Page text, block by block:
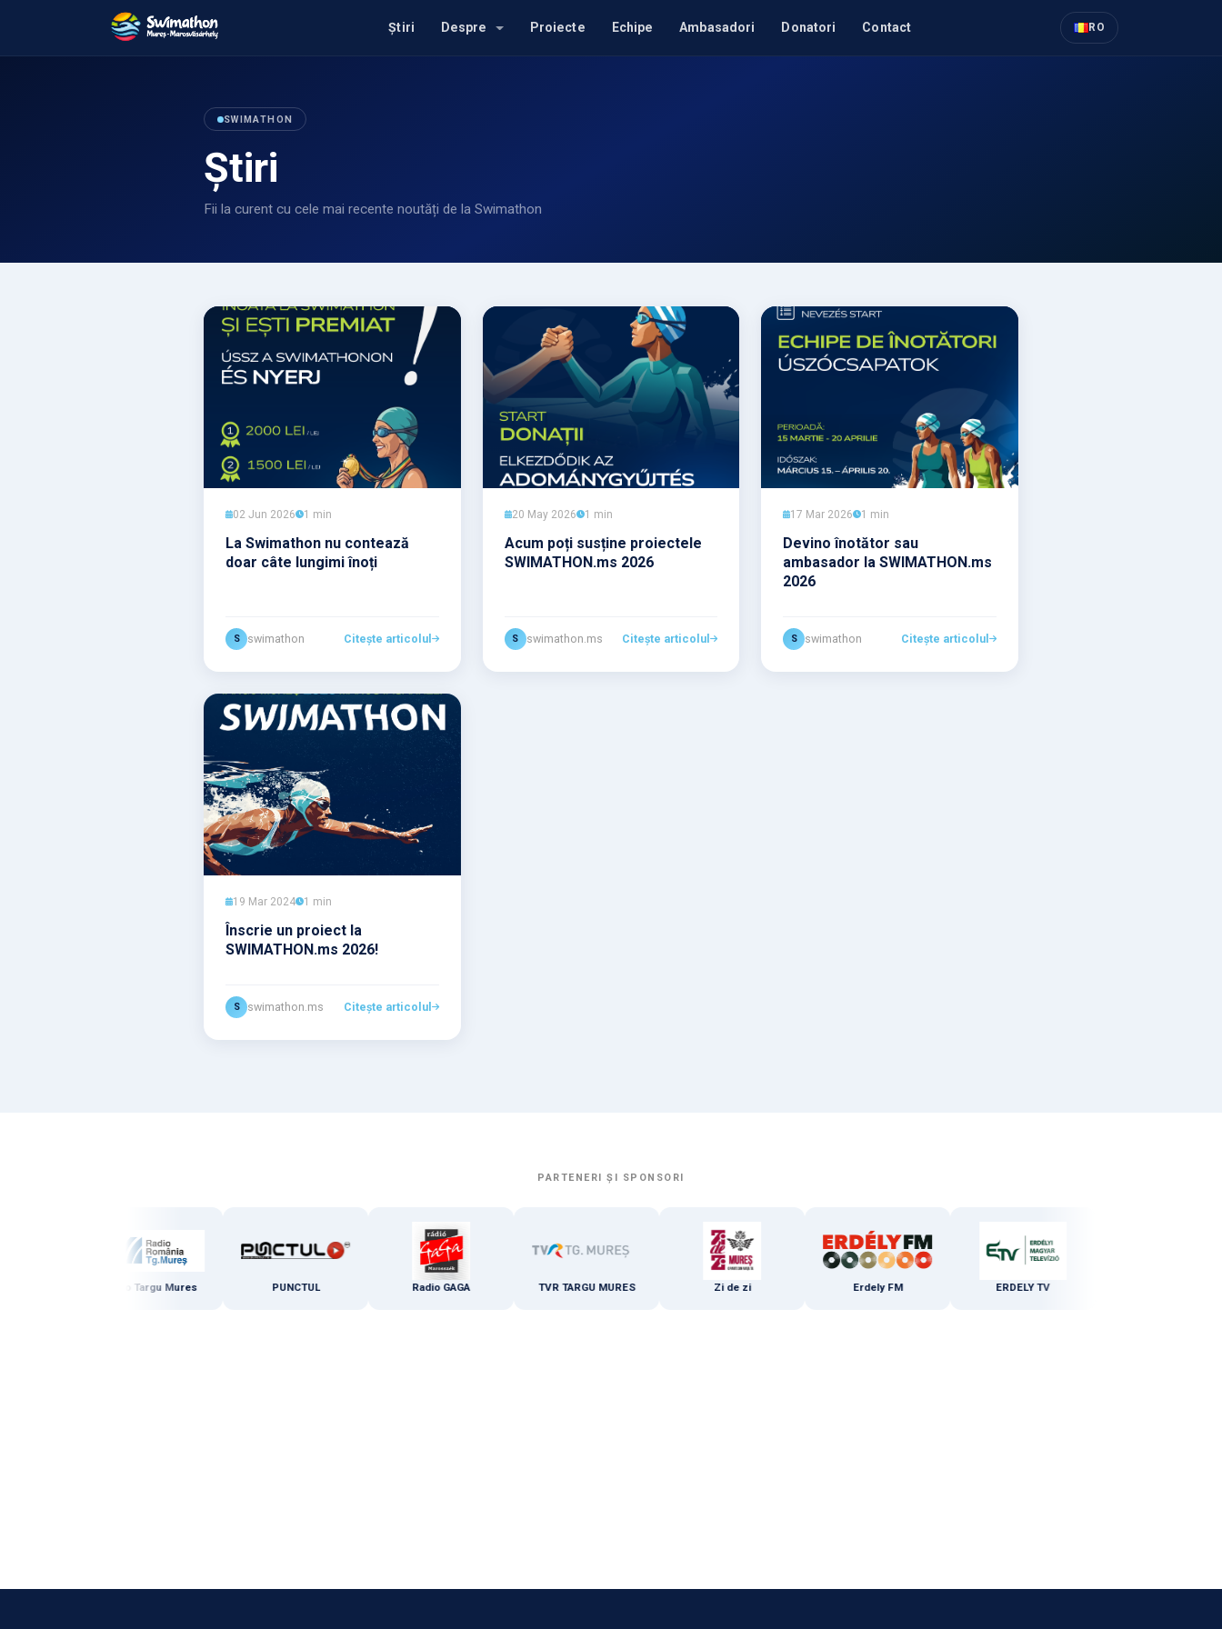
Știri Despre Proiecte Echipe Ambasadori Donatori Contact RO
SWIMATHON
Știri
Fii la curent cu cele mai recente noutăți de la Swimathon
02 Jun 2026 1 min
La Swimathon nu contează
doar câte lungimi înoți
S swimathon Citește articolul
20 May 2026 1 min
Acum poți susține proiectele
SWIMATHON.ms 2026
S swimathon.ms Citește articolul
17 Mar 2026 1 min
Devino înotător sau
ambasador la SWIMATHON.ms
2026
S swimathon Citește articolul
19 Mar 2024 1 min
Înscrie un proiect la
SWIMATHON.ms 2026!
S swimathon.ms Citește articolul
PARTENERI ȘI SPONSORI
Radio Targu Mures PUNCTUL Radio GAGA TVR TARGU MURES Zi de zi Erdely FM ERDELY TV